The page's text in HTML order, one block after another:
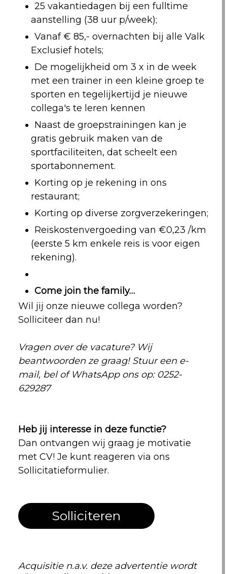
25 vakantiedagen bij een fulltime
aanstelling (38 uur p/week);
Vanaf € 85,- overnachten bij alle Valk
Exclusief hotels;
De mogelijkheid om 3 x in de week
met een trainer in een kleine groep te
sporten en tegelijkertijd je nieuwe
collega's te leren kennen
Naast de groepstrainingen kan je
gratis gebruik maken van de
sportfaciliteiten, dat scheelt een
sportabonnement.
Korting op je rekening in ons
restaurant;
Korting op diverse zorgverzekeringen;
Reiskostenvergoeding van €0,23 /km
(eerste 5 km enkele reis is voor eigen
rekening).
Come join the family…
Wil jij onze nieuwe collega worden?
Solliciteer dan nu!
Vragen over de vacature? Wij
beantwoorden ze graag! Stuur een e-
mail, bel of WhatsApp ons op: 0252-
629287
Heb jij interesse in deze functie?
Dan ontvangen wij graag je motivatie
met CV! Je kunt reageren via ons
Sollicitatieformulier.
Solliciteren
Acquisitie n.a.v. deze advertentie wordt